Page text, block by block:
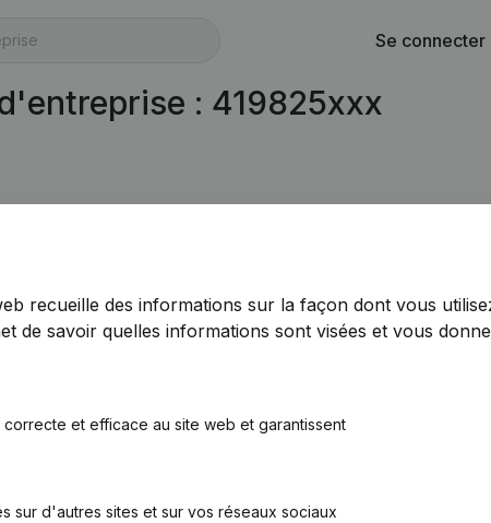
Se connecter
: 419825xxx
recueille des informations sur la façon dont vous
de savoir quelles informations sont visées et vous
et efficace au site web et garantissent
sur d'autres sites et sur vos réseaux sociaux